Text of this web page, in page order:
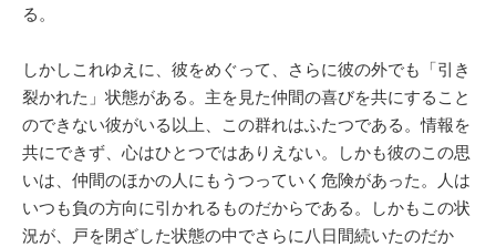
る。
しかしこれゆえに、彼をめぐって、さらに彼の外でも「引き
裂かれた」状態がある。主を見た仲間の喜びを共にすること
のできない彼がいる以上、この群れはふたつである。情報を
共にできず、心はひとつではありえない。しかも彼のこの思
いは、仲間のほかの人にもうつっていく危険があった。人は
いつも負の方向に引かれるものだからである。しかもこの状
況が、戸を閉ざした状態の中でさらに八日間続いたのだか